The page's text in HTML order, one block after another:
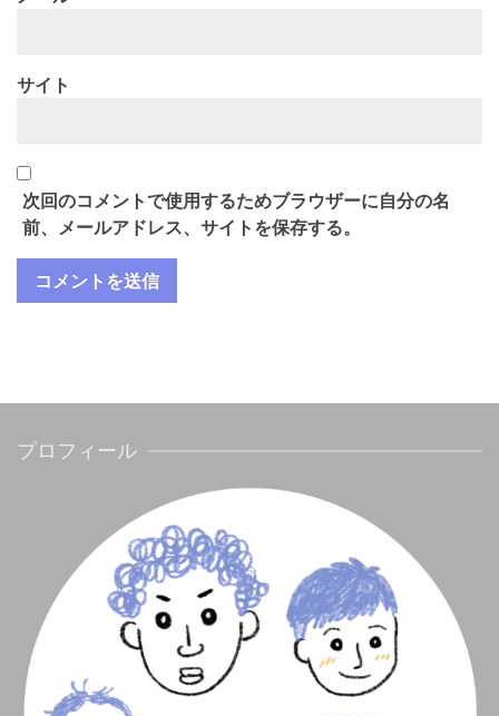
サイト
次回のコメントで使用するためブラウザーに自分の名
前、メールアドレス、サイトを保存する。
プロフィール